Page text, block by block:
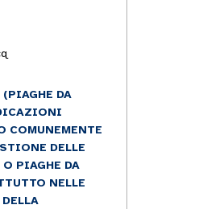
(PIAGHE DA
COMUNEMENTE
DELLE
O PIAGHE DA
NELLE